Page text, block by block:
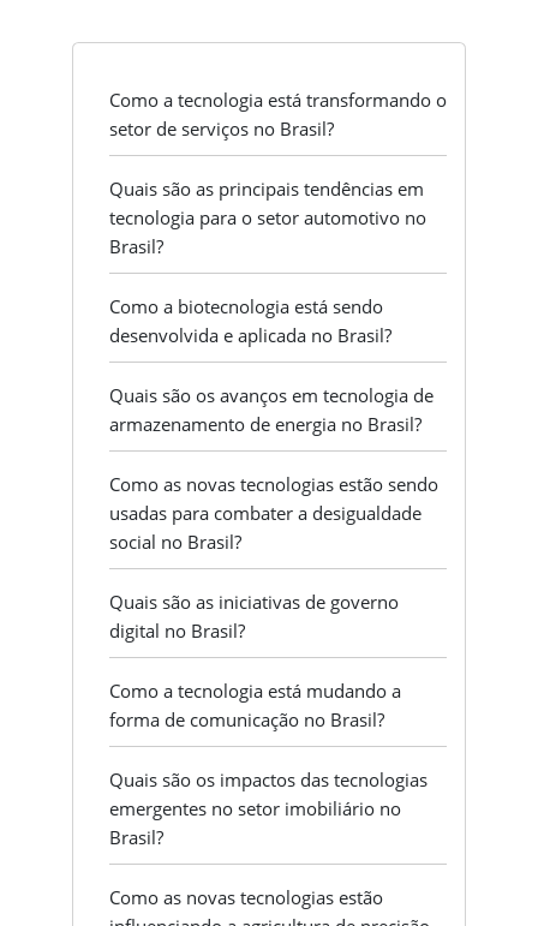
Como a tecnologia está transformando o
setor de serviços no Brasil?
Quais são as principais tendências em
tecnologia para o setor automotivo no
Brasil?
Como a biotecnologia está sendo
desenvolvida e aplicada no Brasil?
Quais são os avanços em tecnologia de
armazenamento de energia no Brasil?
Como as novas tecnologias estão sendo
usadas para combater a desigualdade
social no Brasil?
Quais são as iniciativas de governo
digital no Brasil?
Como a tecnologia está mudando a
forma de comunicação no Brasil?
Quais são os impactos das tecnologias
emergentes no setor imobiliário no
Brasil?
Como as novas tecnologias estão